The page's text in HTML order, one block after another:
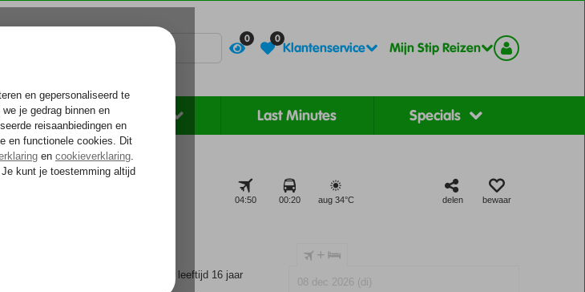
0 0
Klantenservice Mijn Stip Reizen
Zonvakantie Last Minutes Specials
Voelt als thuiskomen...
04:50 00:20 aug 34°C delen bewaar
Only Adult hotel; min. leeftijd 16 jaar
+
08 dec 2026 (di)